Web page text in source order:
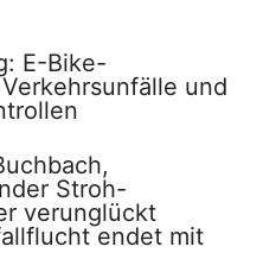
E-Bike-
und
Stroh-
verunglückt
endet mit